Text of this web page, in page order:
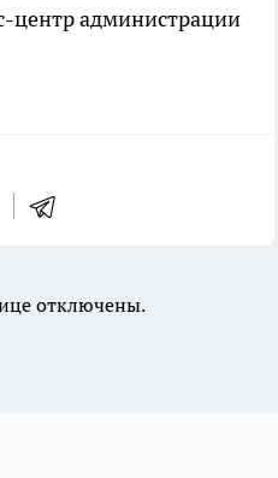
центр администрации
отключены.